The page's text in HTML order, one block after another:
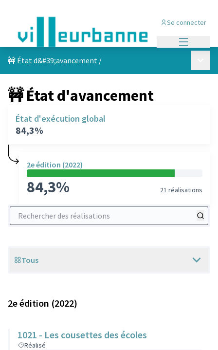
Se connecter
🚧 État d&#39;avancement /
🚧 État d'avancement
État d'exécution global
84,3%
2e édition (2022)
84,3% 21 réalisations
Rechercher des réalisations
Scope
Tous
2e édition (2022)
1021 - Les cousettes des écoles
Réalisé